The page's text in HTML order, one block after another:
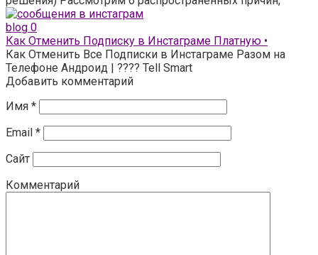
blog 0
Как Отменить Подписку в Инстаграме Платную •
Как Отменить Все Подписки в Инстаграме Разом на
Телефоне Андроид | ???? Tell Smart
Добавить комментарий
Имя *
Email *
Сайт
Комментарий